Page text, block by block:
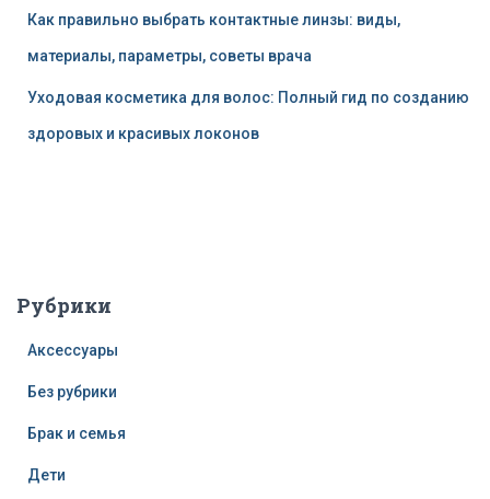
Как правильно выбрать контактные линзы: виды,
материалы, параметры, советы врача
Уходовая косметика для волос: Полный гид по созданию
здоровых и красивых локонов
Рубрики
Аксессуары
Без рубрики
Брак и семья
Дети